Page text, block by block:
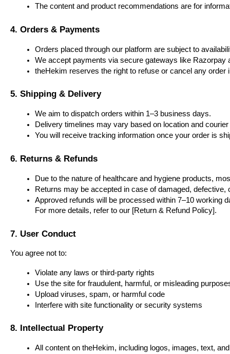
The content and product recommendations are for
4. Orders & Payments
Orders placed through our platform are subject to
We accept payments via secure gateways like Razorpay
theHekim reserves the right to refuse or cancel any
5. Shipping & Delivery
We aim to dispatch orders within 1–3 business days.
Delivery timelines may vary based on location and
You will receive tracking information once your order is
6. Returns & Refunds
Due to the nature of healthcare and hygiene products,
Returns may be accepted in case of damaged,
Approved refunds will be processed within 7–10 working
For more details, refer to our [Return & Refund Policy].
7. User Conduct
You agree not to:
Violate any laws or third-party rights
Use the site for fraudulent, harmful, or misleading
Upload viruses, spam, or harmful code
Interfere with site functionality or security systems
8. Intellectual Property
All content on theHekim, including logos, images, text,